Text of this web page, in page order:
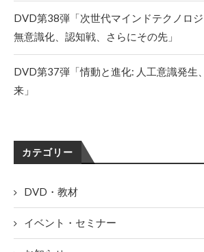
DVD第38弾「次世代マインドテクノロジ
無意識化、認知戦、さらにその先」
DVD第37弾「情動と進化: 人工意識発生
来」
カテゴリー
DVD・教材
イベント・セミナー